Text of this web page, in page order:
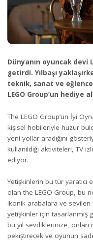
Dünyanın oyuncak devi
getirdi. Yılbaşı
teknik, sanat ve
LEGO Group’un
The LEGO Group’un İyi
kişisel hobileriyle huzur
yeni yollar aradığını
kullanıldığı aktiviteleri, TV
ediyor.
Yetişkinlerin bu tür
olan the LEGO Group, bu
ikonik arabalara ve sevilen
yetişkinler için tasarlanmış
bu yıl sevdiklerinize, onları
pekiştirecek ve oyunun